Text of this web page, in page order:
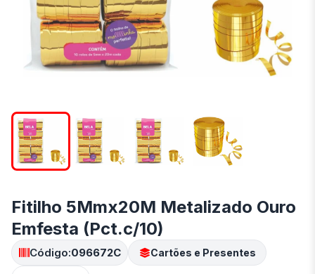
Fitilho 5Mmx20M Metalizado Ouro
Emfesta (Pct.c/10)
Código:096672C Cartões e Presentes